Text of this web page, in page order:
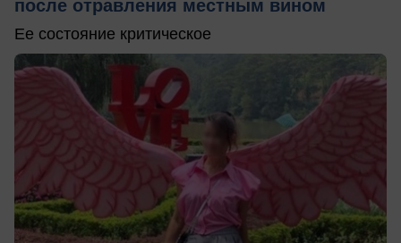
после отравления местным вином
Ее состояние критическое